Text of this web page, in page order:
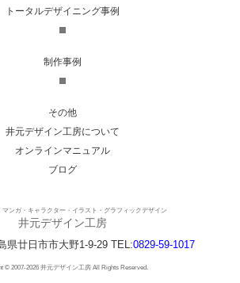
トータルデザイニング事例
制作事例
その他
井元デザイン工房について
オンラインマニュアル
ブログ
マンガ・キャラクター・イラスト・グラフィックデザイン
井元デザイン工房
県廿日市市大野1-9-29TEL:0829-59-1017
© 2007-2026 井元デザイン工房 All Rights Reserved.